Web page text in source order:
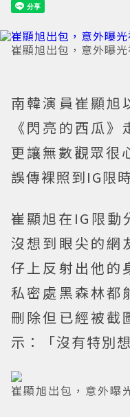
崔顯旭出包，意外曝
南韓演員崔顯旭
《閃亮的西瓜
更讓無數觀眾很
誤傳裸照到IG限
崔顯旭在IG限動
沒想到眼尖的網
仔上反射出他的
私密處黑森林都
刪除但已經被截
示：「沒有特別
崔顯旭出包，意外曝